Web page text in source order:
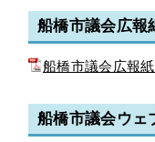
船橋市議会広報
船橋市議会広報
船橋市議会ウェ